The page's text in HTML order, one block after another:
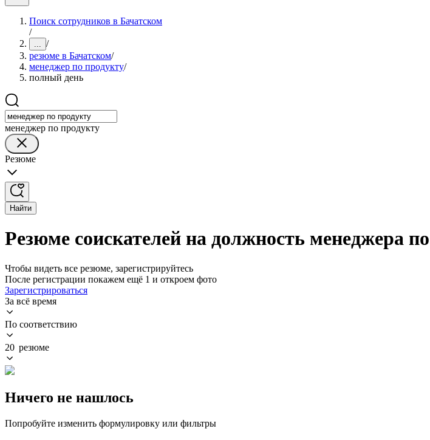
Поиск сотрудников в Бачатском
/
... /
резюме в Бачатском/
менеджер по продукту/
полный день
менеджер по продукту
Резюме
Найти
Резюме соискателей на должность менеджера
Чтобы видеть все резюме, зарегистрируйтесь
После регистрации покажем ещё 1 и откроем фото
Зарегистрироваться
За всё время
По соответствию
20 резюме
Ничего не нашлось
Попробуйте изменить формулировку или фильтры